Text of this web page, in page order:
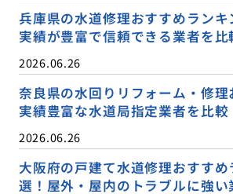
兵庫県の水道修理おすすめラン
実績が豊富で信頼できる業者を比
2026.06.26
奈良県の水回りリフォーム・修理
実績豊富な水道局指定業者を比較
2026.06.26
大阪府の戸建て水道修理おすす
選！屋外・屋内のトラブルに強